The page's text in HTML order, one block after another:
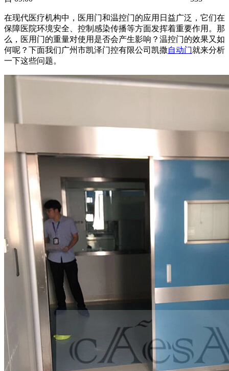
在现代医疗机构中，医用门和温控门的应用日益广泛，它们在
保障医院环境安全、控制感染传播等方面发挥着重要作用。那
么，医用门的重量对使用是否会产生影响？温控门的效果又如
何呢？下面我们广州市凯泽门控有限公司凯撒自动门就来分析
一下这些问题。